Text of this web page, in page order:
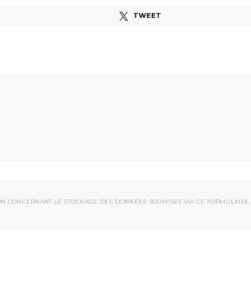
TWEET
CONCERNANT LE STOCKAGE DES DONNÉES SOUMISES VIA CE FORMULAIRE.